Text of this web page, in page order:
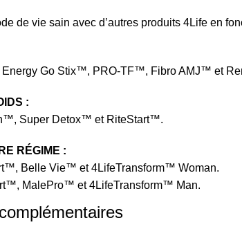
de vie sain avec d’autres produits 4Life en
Go Stix™, PRO-TF™, Fibro AMJ™ et
:
Super Detox™ et RiteStart™.
RÉGIME :
Belle Vie™ et 4LifeTransform™ Woman.
MalePro™ et 4LifeTransform™ Man.